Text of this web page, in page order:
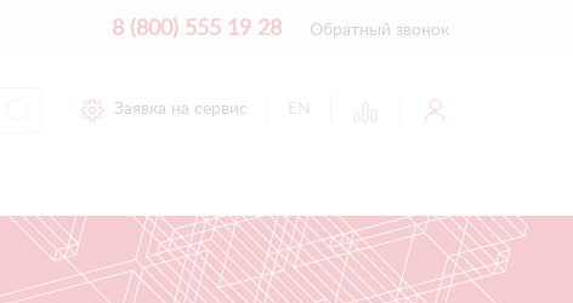
8 (800) 555 19 28 Обратный звонок
Заявка на сервис EN